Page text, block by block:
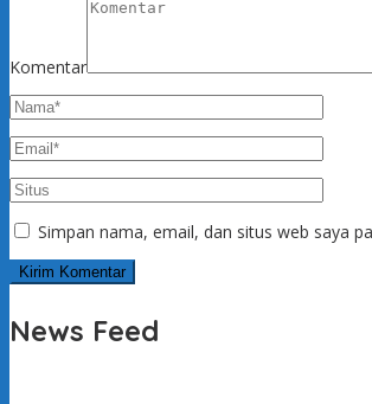
Komentar
Simpan nama, email, dan situs web saya
News Feed